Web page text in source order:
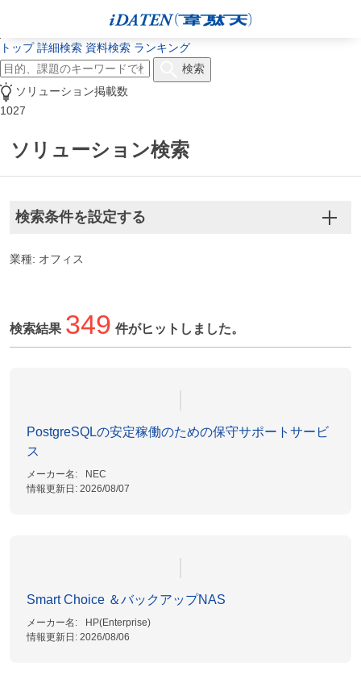
トップ 詳細検索 資料検索 ランキング
検索
ソリューション掲載数
1027
ソリューション検索
検索条件を設定する
業種: オフィス
検索結果 349 件がヒットしました。
PostgreSQLの安定稼働のための保守サポートサービ
ス
メーカー名:
NEC
情報更新日:2026/08/07
Smart Choice ＆バックアップNAS
メーカー名:
HP(Enterprise)
情報更新日:2026/08/06